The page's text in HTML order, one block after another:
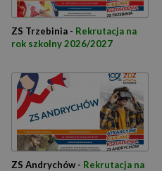
ZS Trzebinia - Rekrutacja na
rok szkolny 2026/2027
ZS Andrychów - Rekrutacja na